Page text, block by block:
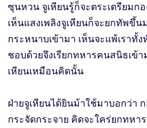
ซุนหวน จูเหียนรู้ก็จะตระเตรียมก
เห็นแสงเพลิงจูเหียนก็จะยกทัพขึ้น
กระหนาบเข้ามา เห็นจะแพ้เราทั้
ชอบด้วยจึงเรียกทหารคนสนิธเข้
เหียนเหมือนคิดนั้น
ฝ่ายจูเหียนได้ยินม้าใช้มาบอกว่า
กระจัดกระจาย คิดจะใคร่ยกทห